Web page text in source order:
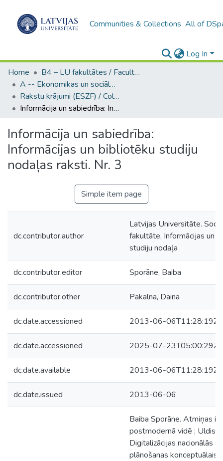
Communities & Collections All of
Log In
Home
B4 – LU fakultātes / Faculties of the UL
A -- Ekonomikas un sociālo zinātņu fakultāte / Faculty of Economics and Social Sciences
Rakstu krājumi (ESZF) / Collections of articles
Informācija un sabiedrība: Informācijas un bibliotēku studiju nodaļas raksti. Nr. 3
Informācija un sabiedrība:
Informācijas un bibliotēku studiju
nodaļas raksti. Nr. 3
Simple item page
dc.contributor.author
Latvijas Universitāte.
fakultāte, Informācijas un
studiju nodaļa
dc.contributor.editor Sporāne, Baiba
dc.contributor.other Pakalna, Daina
dc.date.accessioned 2013-06-06T11:28:19Z
dc.date.accessioned 2025-07-23T05:00:29Z
dc.date.available 2013-06-06T11:28:19Z
dc.date.issued 2013-06-06
Baiba Sporāne. Atmiņas
postmodernā vidē ; Uldis
Digitalizācijas nacionālās
plānošanas konceptuālais